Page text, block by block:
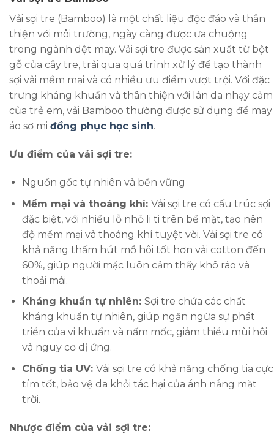
Vải sợi tre (Bamboo) là một chất liệu độc đáo và thân
thiện với môi trường, ngày càng được ưa chuộng
trong ngành dệt may. Vải sợi tre được sản xuất từ bột
gỗ của cây tre, trải qua quá trình xử lý để tạo thành
sợi vải mềm mại và có nhiều ưu điểm vượt trội. Với đặc
trưng kháng khuẩn và thân thiện với làn da nhạy cảm
của trẻ em, vải Bamboo thường được sử dụng để may
áo sơ mi đồng phục học sinh.
Ưu điểm của vải sợi tre:
Nguồn gốc tự nhiên và bền vững
Mềm mại và thoáng khí: Vải sợi tre có cấu trúc sợi
đặc biệt, với nhiều lỗ nhỏ li ti trên bề mặt, tạo nên
độ mềm mại và thoáng khí tuyệt vời. Vải sợi tre có
khả năng thấm hút mồ hôi tốt hơn vải cotton đến
60%, giúp người mặc luôn cảm thấy khô ráo và
thoải mái.
Kháng khuẩn tự nhiên: Sợi tre chứa các chất
kháng khuẩn tự nhiên, giúp ngăn ngừa sự phát
triển của vi khuẩn và nấm mốc, giảm thiểu mùi hôi
và nguy cơ dị ứng.
Chống tia UV: Vải sợi tre có khả năng chống tia cực
tím tốt, bảo vệ da khỏi tác hại của ánh nắng mặt
trời.
Nhược điểm của vải sợi tre: